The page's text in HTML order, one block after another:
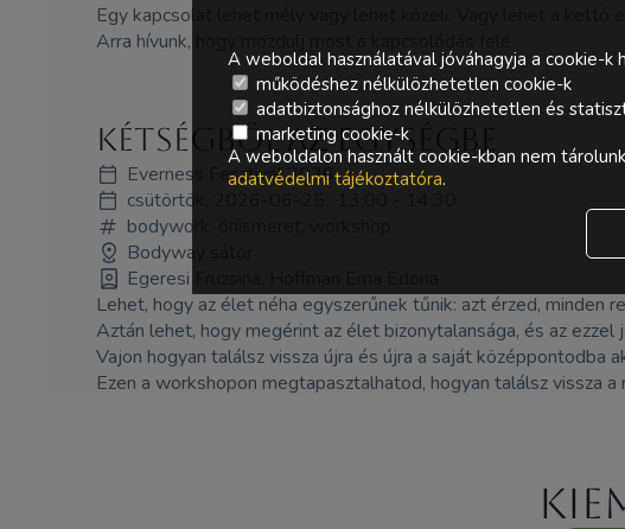
Egy kapcsolat lehet mély vagy lehet közeli. Vagy lehet a kettő
Arra hívunk, hogy mozdulj most a kapcsolódás felé
Kétségből az Egységbe
Everness Fesztivál 2026
csütörtök, 2026-06-25., 13:00 - 14:30
bodywork, önismeret, workshop
Bodyway sátor
Egeresi Fruzsina, Hoffman Erna Edona
Lehet, hogy az élet néha egyszerűnek tűnik: azt érzed, minden
Aztán lehet, hogy megérint az élet bizonytalansága, és az
Vajon hogyan találsz vissza újra és újra a saját középpontodba
Ezen a workshopon megtapasztalhatod, hogyan találsz vissza
A weboldal használatával jóváhagyja a cookie-k
működéshez nélkülözhetetlen cookie-k
adatbiztonsághoz nélkülözhetetlen és
marketing cookie-k
A weboldalon használt cookie-kban nem
adatvédelmi tájékoztatóra.